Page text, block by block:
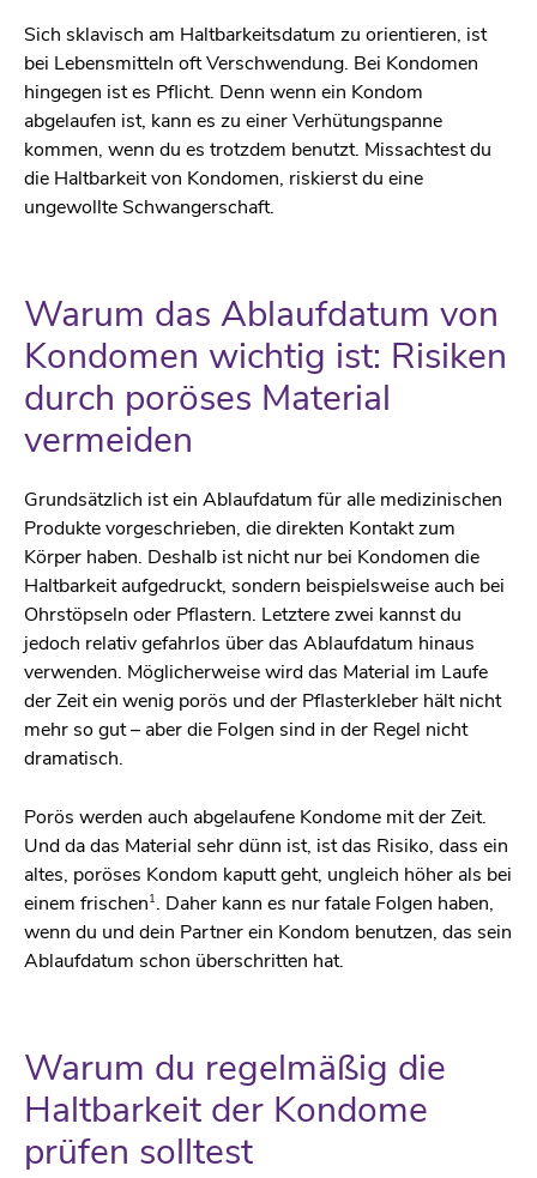
Sich sklavisch am Haltbarkeitsdatum zu orientieren, ist
bei Lebensmitteln oft Verschwendung. Bei Kondomen
hingegen ist es Pflicht. Denn wenn ein Kondom
abgelaufen ist, kann es zu einer Verhütungspanne
kommen, wenn du es trotzdem benutzt. Missachtest du
die Haltbarkeit von Kondomen, riskierst du eine
ungewollte Schwangerschaft.
Warum das Ablaufdatum von
Kondomen wichtig ist: Risiken
durch poröses Material
vermeiden
Grundsätzlich ist ein Ablaufdatum für alle medizinischen
Produkte vorgeschrieben, die direkten Kontakt zum
Körper haben. Deshalb ist nicht nur bei Kondomen die
Haltbarkeit aufgedruckt, sondern beispielsweise auch bei
Ohrstöpseln oder Pflastern. Letztere zwei kannst du
jedoch relativ gefahrlos über das Ablaufdatum hinaus
verwenden. Möglicherweise wird das Material im Laufe
der Zeit ein wenig porös und der Pflasterkleber hält nicht
mehr so gut – aber die Folgen sind in der Regel nicht
dramatisch.
Porös werden auch abgelaufene Kondome mit der Zeit.
Und da das Material sehr dünn ist, ist das Risiko, dass ein
altes, poröses Kondom kaputt geht, ungleich höher als bei
einem frischen1 . Daher kann es nur fatale Folgen haben,
wenn du und dein Partner ein Kondom benutzen, das sein
Ablaufdatum schon überschritten hat.
Warum du regelmäßig die
Haltbarkeit der Kondome
prüfen solltest